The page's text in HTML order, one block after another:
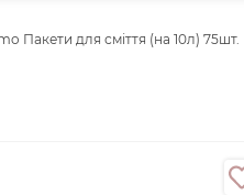
Пакети для сміття (на 10л) 75шт.